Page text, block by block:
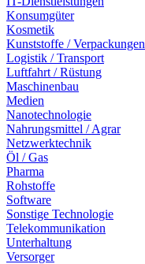
Konsumgüter
Kosmetik
Kunststoffe / Verpackungen
Logistik / Transport
Luftfahrt / Rüstung
Maschinenbau
Medien
Nanotechnologie
Nahrungsmittel / Agrar
Netzwerktechnik
Öl / Gas
Pharma
Rohstoffe
Software
Sonstige Technologie
Telekommunikation
Unterhaltung
Versorger